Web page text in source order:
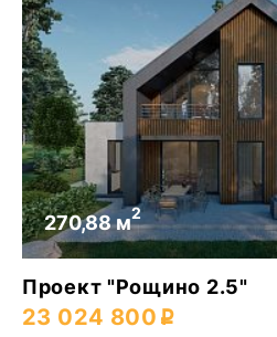
270,88 м2
Проект "Рощино 2.5"
23 024 800